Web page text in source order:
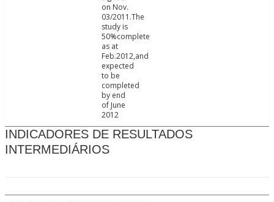
on Nov.
03/2011.The
study is
50%complete
as at
Feb.2012,and
expected
to be
completed
by end
of June
2012
INDICADORES DE RESULTADOS
INTERMEDIÁRIOS